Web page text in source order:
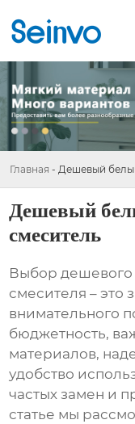
Главная - Дешевый
Дешевый
смеситель
Выбордешевого
смесителя – это
внимательного
бюджетность,
материалов,
удобство
частых замен и
статье мы